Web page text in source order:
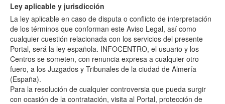
Ley aplicable y jurisdicción
La ley aplicable en caso de disputa o conflicto de interpretación
de los términos que conforman este Aviso Legal, así como
cualquier cuestión relacionada con los servicios del presente
Portal, será la ley española. INFOCENTRO, el usuario y los
Centros se someten, con renuncia expresa a cualquier otro
fuero, a los Juzgados y Tribunales de la ciudad de Almería
(España).
Para la resolución de cualquier controversia que pueda surgir
con ocasión de la contratación, visita al Portal, protección de